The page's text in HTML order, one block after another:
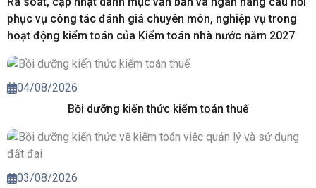
phục vụ công tác đánh giá chuyên môn, nghiệp vụ trong
hoạt động kiểm toán của Kiểm toán nhà nước năm 2027
04/08/2026
Bồi dưỡng kiến thức kiểm toán thuế
03/08/2026